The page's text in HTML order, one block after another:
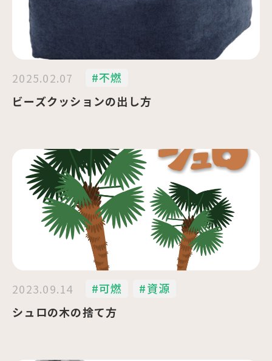
2025.02.07
#不燃
ビーズクッションの出し方
2023.09.14 #可燃
#資源
シュロの木の捨て方